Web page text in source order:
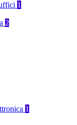
1
2
1